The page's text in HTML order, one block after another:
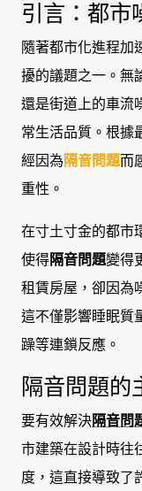
引言：都市
隨著都市化進程加
擾的議題之一。無
還是街道上的車流
常生活品質。根據
經因為 隔音問題而
重性。
在寸土寸金的都市
使得隔音問題變得
租賃房屋，卻因為
這不僅影響睡眠質
躁等連鎖反應。
隔音問題的
要有效解決隔音問
市建築在設計時往
度，這直接導致了